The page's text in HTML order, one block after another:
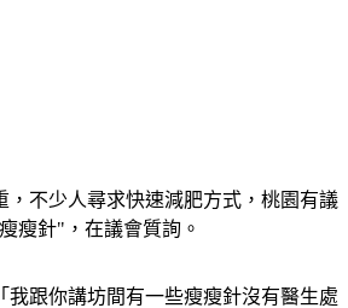
，不少人尋求快速減肥方式，桃園有議
瘦針"，在議會質詢。
我跟你講坊間有一些瘦瘦針沒有醫生處